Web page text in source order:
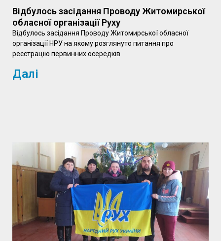
Відбулось засідання Проводу Житомирської
обласної організації Руху
Відбулось засідання Проводу Житомирської обласної
організації НРУ на якому розглянуто питання про
реєстрацію первинних осередків
Далі